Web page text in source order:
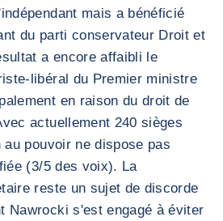
mais a bénéficié
du parti conservateur Droit et
a encore affaibli le
libéral du Premier ministre
en raison du droit de
actuellement 240 sièges
pouvoir ne dispose pas
(3/5 des voix). La
reste un sujet de discorde
Nawrocki s'est engagé à éviter